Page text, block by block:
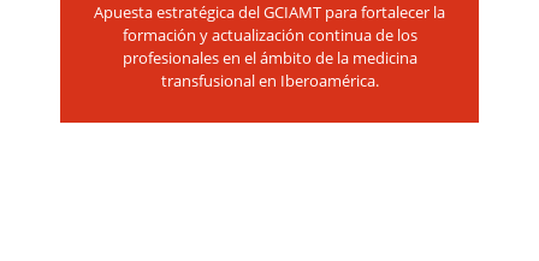
Apuesta estratégica del GCIAMT para fortalecer la
formación y actualización continua de los
profesionales en el ámbito de la medicina
transfusional en Iberoamérica.